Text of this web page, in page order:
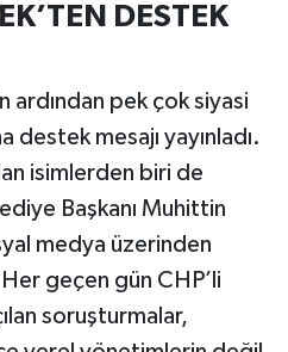
DESTEK
ardından pek çok siyasi
destek mesajı yayınladı.
isimlerden biri de
Başkanı Muhittin
medya üzerinden
geçen gün CHP’li
soruşturmalar,